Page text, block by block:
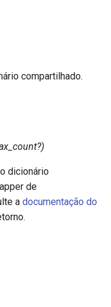
compartilhado.
dicionário
de
a documentação do